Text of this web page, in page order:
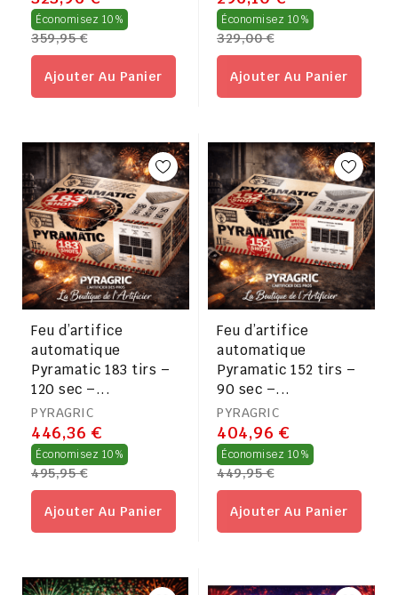
Économisez 10% Prix
régulier
359,95 €
Ajouter Au Panier
Économisez 10% Prix
régulier
329,00 €
Ajouter Au Panier
Feu d’artifice
automatique
Pyramatic 183 tirs –
120 sec –...
PYRAGRIC
446,36 €
Économisez 10% Prix
régulier
495,95 €
Ajouter Au Panier
Feu d’artifice
automatique
Pyramatic 152 tirs –
90 sec –...
PYRAGRIC
404,96 €
Économisez 10% Prix
régulier
449,95 €
Ajouter Au Panier